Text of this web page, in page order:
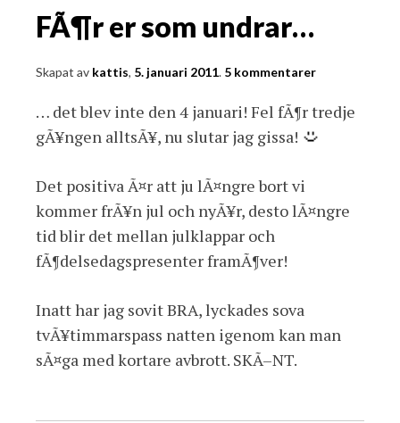
i ord & bild
FÃ¶r er som undrar…
Skapat av kattis, 5. januari 2011. 5 kommentarer
… det blev inte den 4 januari! Fel fÃ¶r tredje
gÃ¥ngen alltsÃ¥, nu slutar jag gissa!
Det positiva Ã¤r att ju lÃ¤ngre bort vi
kommer frÃ¥n jul och nyÃ¥r, desto lÃ¤ngre
tid blir det mellan julklappar och
fÃ¶delsedagspresenter framÃ¶ver!
Inatt har jag sovit BRA, lyckades sova
tvÃ¥timmarspass natten igenom kan man
sÃ¤ga med kortare avbrott. SKÃ–NT.